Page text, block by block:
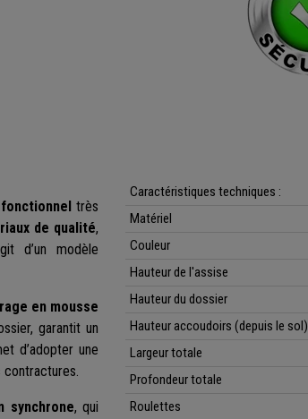
très
de qualité,
d’un modèle
en mousse
garantit un
d’adopter une
contractures.
synchrone, qui
Caractéristiques techniques :
Matériel
Couleur
Hauteur de l'assise
Hauteur du dossier
Hauteur accoudoirs (depuis le sol)
Largeur totale
Profondeur totale
Roulettes